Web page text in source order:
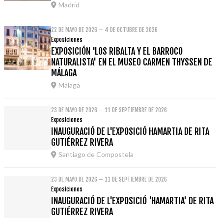
Madrid
22 DE MAYO DE 2026 – 4 DE OCTUBRE DE 2026
Exposiciones
EXPOSICIÓN 'LOS RIBALTA Y EL BARROCO
NATURALISTA' EN EL MUSEO CARMEN THYSSEN DE
MÁLAGA
Málaga
23 DE MAYO DE 2026 – 11 DE SEPTIEMBRE DE 2026
Exposiciones
INAUGURACIÓ DE L'EXPOSICIÓ HAMARTIA DE RITA
GUTIÉRREZ RIVERA
Santiago de Compostela
23 DE MAYO DE 2026 – 11 DE SEPTIEMBRE DE 2026
Exposiciones
INAUGURACIÓ DE L'EXPOSICIÓ 'HAMARTIA' DE RITA
GUTIÉRREZ RIVERA